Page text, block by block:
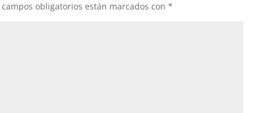
campos obligatorios están marcados con*